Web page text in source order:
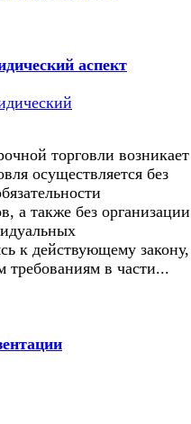
аспект
торговли возникает
осуществляется без
а также без организации
к действующему закону,
требованиям в части...